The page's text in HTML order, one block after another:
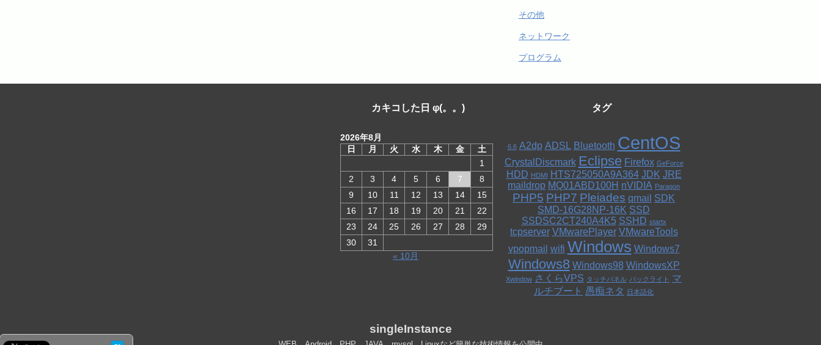
その他
ネットワーク
プログラム
カキコした日 φ(。。)
2026年8月
日
月 火 水 木 金
土
1
2
3 4 5 6 7
8
9
10 11 12 13 14
15
16
17 18 19 20 21
22
23
24 25 26 27 28
29
30
31
« 10月
タグ
6.6 A2dp ADSL Bluetooth CentOS
CrystalDiscmark Eclipse Firefox GeForce
HDD HDMI HTS725050A9A364 JDK JRE
maildrop MQ01ABD100H nVIDIA Paragon
PHP5 PHP7 Pleiades qmail SDK
SMD-16G28NP-16K SSD
SSDSC2CT240A4K5 SSHD startx
tcpserver VMwarePlayer VMwareTools
vpopmail wifi Windows Windows7
Windows8 Windows98 WindowsXP
Xwindow さくらVPS タッチパネル バックライト
マ
ルチブート 愚痴ネタ 日本語化
singleInstance